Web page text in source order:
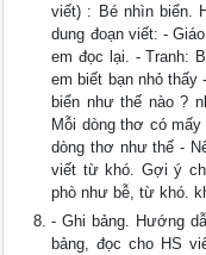
viết) : Bé nhìn biển.
dung đoạn viết: -
em đọc lại. - Tranh:
em biết bạn nhỏ thấy
biển như thế nào ?
Mỗi dòng thơ có
dòng thơ như thế -
viết từ khó. Gợi ý
phò như bễ, từ khó.
- Ghi bảng. Hướng
bảng, đọc cho HS